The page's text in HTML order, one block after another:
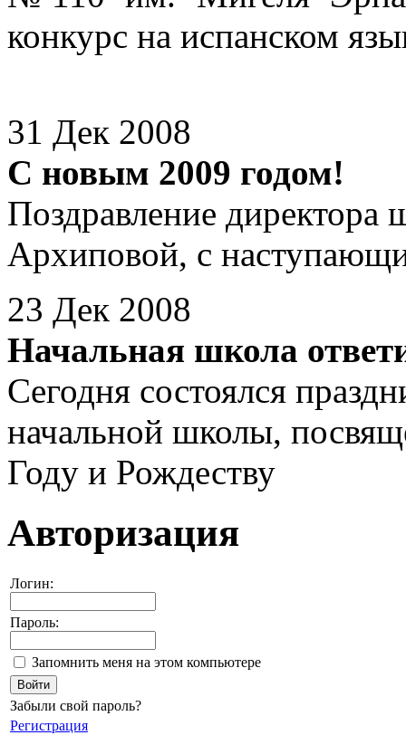
конкурс на испанском
31 Дек 2008
C новым 2009 годом!
Поздравление
Архиповой, с
23 Дек 2008
Начальная школа
Сегодня состоялся
начальной школы,
Году и Рождеству
Авторизация
Логин:
Пароль:
Запомнить меня на этом компьютере
Забыли свой пароль?
Регистрация